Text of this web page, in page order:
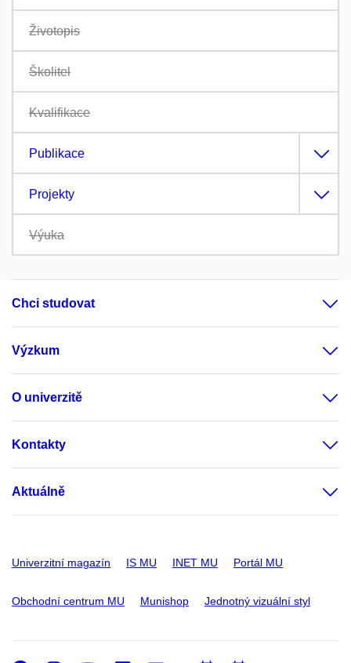
Životopis
Školitel
Kvalifikace
Publikace
Projekty
Výuka
Chci studovat
Výzkum
O univerzitě
Kontakty
Aktuálně
Univerzitní magazín IS MU INET MU Portál MU
Obchodní centrum MU Munishop Jednotný vizuální styl